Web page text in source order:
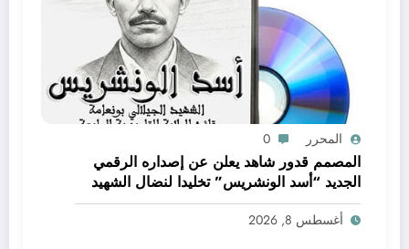
المحرر 0
المصمم قدور شاهد يعلن عن إصداره الرقمي
الجديد “أسد الونشريس” تخليدا لنضال الشهيد
الجيلالي بونعامة
أغسطس 8, 2026